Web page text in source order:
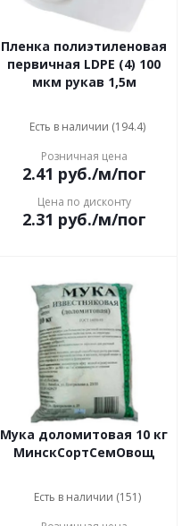
Пленка полиэтиленовая
первичная LDPE (4) 100
мкм рукав 1,5м
Есть в наличии (194.4)
Розничная цена
2.41 руб./м/пог
Цена по дисконту
2.31 руб./м/пог
Мука доломитовая 10 кг
МинскСортСемОвощ
Есть в наличии (151)